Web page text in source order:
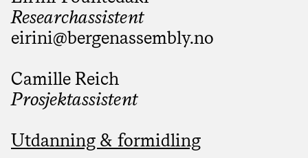
Researchassistent
eirini@­bergenassembly.no
Camille Reich
Prosjektassistent
Utdanning & formidling